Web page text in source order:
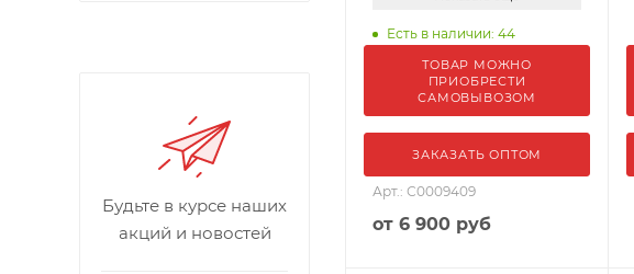
Есть в наличии: 44
ТОВАР МОЖНО
ПРИОБРЕСТИ
САМОВЫВОЗОМ
ЗАКАЗАТЬ ОПТОМ
Арт.: С0009409
от 6 900 руб
Будьте в курсе наших
акций и новостей